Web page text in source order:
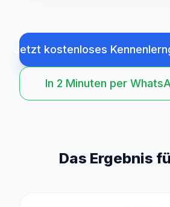
Jetzt kostenloses
In 2 Minuten per
Das Ergebnis